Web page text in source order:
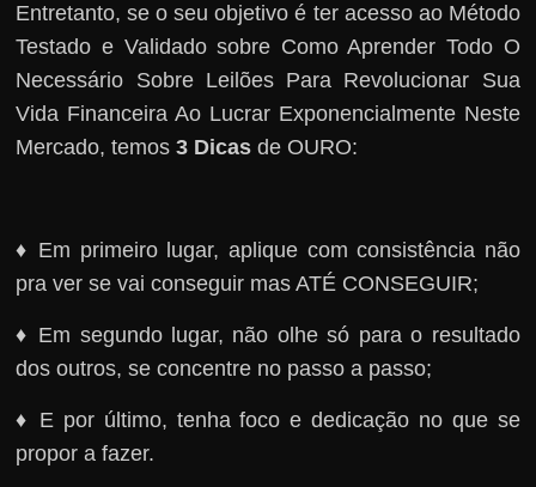
Entretanto, se o seu objetivo é ter acesso ao Método
Testado e Validado sobre Como Aprender Todo O
Necessário Sobre Leilões Para Revolucionar Sua
Vida Financeira Ao Lucrar Exponencialmente Neste
Mercado, temos3 Dicas de OURO:
♦ Em primeiro lugar, aplique com consistência não
pra ver se vai conseguir mas ATÉ CONSEGUIR;
♦ Em segundo lugar, não olhe só para o resultado
dos outros, se concentre no passo a passo;
♦ E por último, tenha foco e dedicação no que se
propor a fazer.